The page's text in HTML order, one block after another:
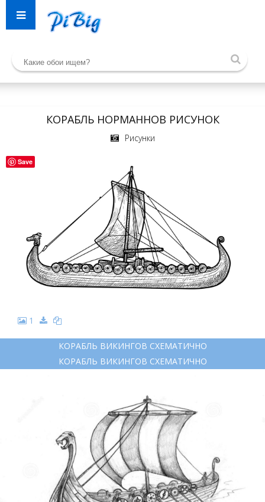
КОРАБЛЬ НОРМАННОВ РИСУНОК
Рисунки
1
КОРАБЛЬ ВИКИНГОВ СХЕМАТИЧНО
КОРАБЛЬ ВИКИНГОВ СХЕМАТИЧНО
Save